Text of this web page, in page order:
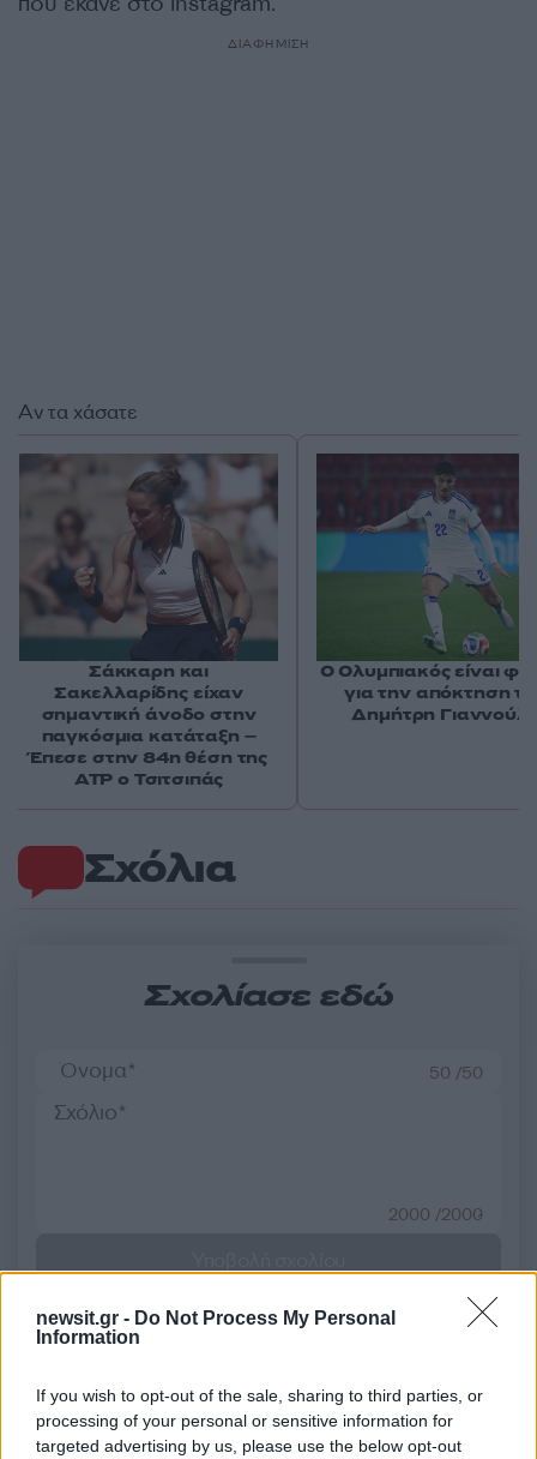
newsit.gr - Do Not Process My Personal
Information
If you wish to opt-out of the sale, sharing to third parties, or
processing of your personal or sensitive information for
targeted advertising by us, please use the below opt-out
ΔΙΑΦΗΜΙΣΗ
Σχόλια
Σχολίασε εδώ
50 /50
2000 /2000
Όροι Χρήσης. Το site προστατεύεται από reCAPTCHA, ισχύουν
Πολιτική Απορρήτου
της Google.
ROLAND GARROS
ΣΕΡΙΦΟΣ
ΣΤΕΦΑΝΟΣ ΤΣΙΤΣΙΠΑΣ
Αν τα χάσατε
Σάκκαρη και
Σακελλαρίδης είχαν
σημαντική άνοδο στην
παγκόσμια κατάταξη –
Έπεσε στην 84η θέση της
ATP ο Τσιτσιπάς
Ο Ολυμπιακός είναι
για την απόκτηση
Δημήτρη